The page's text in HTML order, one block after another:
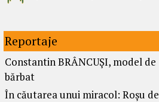
Reportaje
Constantin BRÂNCUȘI, model de
bărbat
În căutarea unui miracol: Roșu de